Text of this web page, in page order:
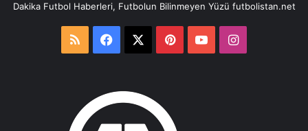
Dakika Futbol Haberleri, Futbolun Bilinmeyen Yüzü futbolistan.net
RSS Facebook PinterestYouTubeInstagram